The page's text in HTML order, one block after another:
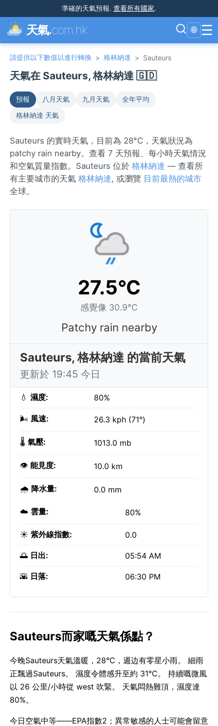
準確的天氣預報. 查看所有國家.
天氣.com.hk 🌐 ☰
請提供以下數值以進行轉換 > 格林納達 > Sauteurs
天氣在 Sauteurs, 格林納達 🇬🇩
預報 八月天氣 九月天氣
全年平均
格林納達 天氣
Sauteurs 的實時天氣，目前為 28°C，天氣狀況為
patchy rain nearby。查看 7 天預報、每小時天氣情況
和空氣質量指數。Sauteurs 位於 格林納達 — 查看所
有主要城市的天氣 格林納達, 或瀏覽 目前最熱的城市
全球。
27.5°C
感覺像 30.9°C
Patchy rain nearby
Sauteurs, 格林納達 的當前天氣
更新於 19:45 今日
💧 濕度: 80%
🌬️ 風速: 26.3 kph (71°)
🌡️ 氣壓: 1013.0 mb
👁️ 能見度: 10.0 km
🌧️ 降水量: 0.0 mm
☁️ 雲量: 80%
☀️ 紫外線指數: 0.0
🌅 日出: 05:54 AM
🌇 日落: 06:30 PM
Sauteurs而家嘅天氣係點？
今晚Sauteurs天氣溫暖，28°C，週边有零星小雨。 細雨
正飄過Sauteurs。 濕度令體感升至約 31°C。 持續嘅微風
以 26 公里/小時從 west 吹緊。 天氣悶熱難頂，濕度達
80%。
今日空氣中等——EPA指數2；異常敏感的人士可能會留意